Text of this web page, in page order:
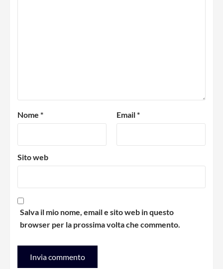
Nome * Email*
Sito web
Salva il mio nome, email e sito web in questo
browser per la prossima volta che commento.